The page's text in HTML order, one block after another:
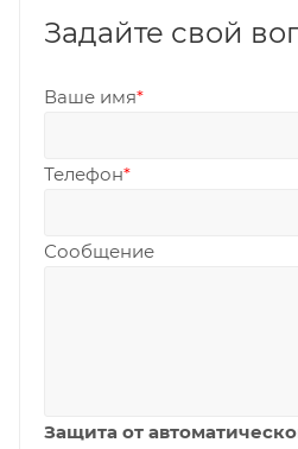
Задайте свой
Ваше имя*
Телефон*
Сообщение
Защита от